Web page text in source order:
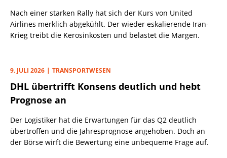
Nach einer starken Rally hat sich der Kurs von United
Airlines merklich abgekühlt. Der wieder eskalierende Iran-
Krieg treibt die Kerosinkosten und belastet die Margen.
9. JULI 2026 TRANSPORTWESEN
DHL übertrifft Konsens deutlich und hebt
Prognose an
Der Logistiker hat die Erwartungen für das Q2 deutlich
übertroffen und die Jahresprognose angehoben. Doch an
der Börse wirft die Bewertung eine unbequeme Frage auf.